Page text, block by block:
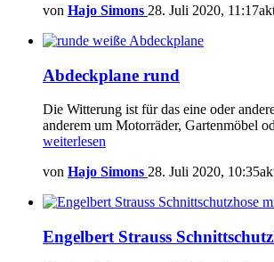
von Hajo Simons 28. Juli 2020, 11:17
Abdeckplane rund
Die Witterung ist für das eine oder
anderem um Motorräder, Gartenmöbel
weiterlesen
von Hajo Simons 28. Juli 2020, 10:35
Engelbert Strauss